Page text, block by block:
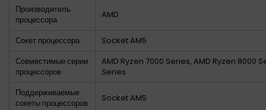
Производитель
процессора
AMD
Сокет процессора
Socket AM5
Совместимые серии
процессоров
AMD Ryzen 7000 Series, AMD Ryzen 8000
Series
Поддерживаемые
сокеты процессоров
Socket AM5